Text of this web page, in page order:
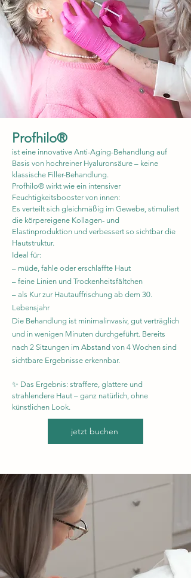
Profhilo®
ist eine innovative Anti-Aging-Behandlung auf
Basis von hochreiner Hyaluronsäure – keine
klassische Filler-Behandlung.
Profhilo® wirkt wie ein intensiver
Feuchtigkeitsbooster von innen:
Es verteilt sich gleichmäßig im Gewebe, stimuliert
die körpereigene Kollagen- und
Elastinproduktion und verbessert so sichtbar die
Hautstruktur.
Ideal für:
– müde, fahle oder erschlaffte Haut
– feine Linien und Trockenheitsfältchen
– als Kur zur Hautauffrischung ab dem 30.
Lebensjahr
Die Behandlung ist minimalinvasiv, gut verträglich
und in wenigen Minuten durchgeführt. Bereits
nach 2 Sitzungen im Abstand von 4 Wochen sind
sichtbare Ergebnisse erkennbar.
✨ Das Ergebnis: straffere, glattere und
strahlendere Haut – ganz natürlich, ohne
künstlichen Look.
jetzt buchen